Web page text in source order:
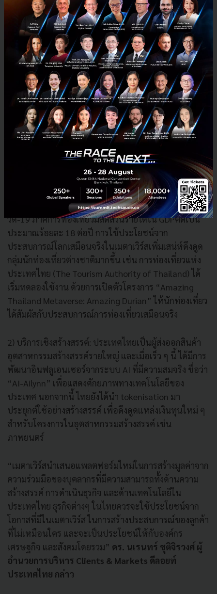
เงินคริปโต และผู้ใช้แอปพลิเคชันธนาคารบนโทรศัพท์มือ
ถือเป็นอันดับต้นๆ ของโลก นอกจากนี้ประเทศไทยยังมีพื้น
ฐานทางเทคโนโลยี ที่มีความแข็งแกร่งเป็นทุนเดิม และ
ฟิกซ์บรอดแบนด์ที่เร็วที่สุดในโลกอีกด้วย
ปัจจัยที่สำคัญที่จะช่วยเสริมศักยภาพสำหรับประเทศไทย
ได้แก่ การใช้ประโยชน์จากการเป็นผู้ประกอบการที่
แข็งแกร่ง การส่งเสริมแผนการดำเนินงานด้านความ
ปลอดภัยและความเป็นส่วนตัว และการสร้างความมั่นใจใน
การเข้าถึงช่องทางต่าง ๆ ด้วยการปรับปรุงการเชื่อมต่อใน
พื้นที่ต่างจังหวัด
ภาคส่วนสำคัญที่น่าจับตามอง ได้แก่
1) การท่องเที่ยว: ก่อนการแพร่ระบาดของเชื้อไวรัสโค
วิด-19 ภาคการท่องเที่ยวมีสัดส่วนรายได้ใน GDPคิดเป็น
ประมาณร้อยละ 18 ต่อปี การใช้ประโยชน์จาก
ประสบการณ์โลกเสมือนจริงในเมตาเวิร์สเพิ่มเสน่ห์ดึงดูด
กลุ่มนักท่องเที่ยวต่างชาติมากขึ้น เช่น การท่องเที่ยวแห่ง
ประเทศไทย (The Tourism Authority of Thailand) ได้
เริ่มทดลองใช้งาน ด้วยการเปิดตัวโครงการ “Amazing
Thailand Metaverse: Amazing Durian” ให้นักท่องเที่ยว
ได้สัมผัสกับประสบการณ์การท่องเที่ยวเสมือนจริง
2) บริการเชิงสร้างสรรค์: ประเทศไทยเป็นผู้ส่งออกสินค้า
อุตสาหกรรมสร้างสรรค์รายใหญ่ และเมื่อเร็ว ๆ นี้ ได้มีการ
พัฒนาอินฟลูเอนเซอร์จากระบบ AI ที่มีความสมจริง ชื่อว่า
“AI-Ailynn” เพื่อแสดงศักยภาพทางเทคโนโลยีของ
ประเทศ นอกจากนี้ ไทยยังได้นำ tokenisation มา
ประยุกต์ใช้อย่างสร้างสรรค์ เพื่อดึงดูดแหล่งเงินทุนใหม่ ๆ
สำหรับโครงการในอุตสาหกรรมสร้างสรรค์ เช่น
ภาพยนตร์
“เมตาเวิร์สนำเสนอแพลตฟอร์มใหม่ในการสร้างมูลค่าจาก
ความร่วมมือของบุคลากรที่มีความสามารถทั้งด้านความ
สร้างสรรค์ การดำเนินธุรกิจ และด้านเทคโนโลยีใน
ประเทศไทย ธุรกิจต่างๆ ในไทยควรจะใช้ประโยชน์จาก
โอกาสที่มีในเมตาเวิร์ส ในการสร้างประสบการณ์ของลูกค้า
ที่ไม่เหมือนใคร และจะเป็นประโยชน์ให้กับองค์กร
เศรษฐกิจ และสังคมโดยรวม” ดร. นเรนทร์ ชุติจิรวงศ์ ผู้
อำนวยการบริหาร Clients & Markets ดีลอยท์
ประเทศไทย กล่าว